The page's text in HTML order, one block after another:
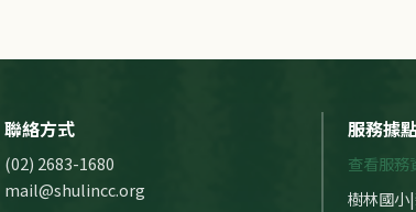
聯絡方式
(02) 2683-1680
mail@shulincc.org
服務據點
查看服
樹林國小